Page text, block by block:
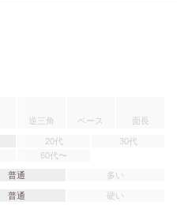
逆三角 ベース 面長
20代
30代
60代〜
普通 多い
普通 硬い